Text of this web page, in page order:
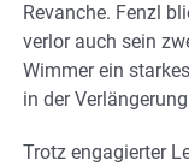
Revanche. Fenzl
verlor auch sein
Wimmer ein
in der
Trotz engagierter